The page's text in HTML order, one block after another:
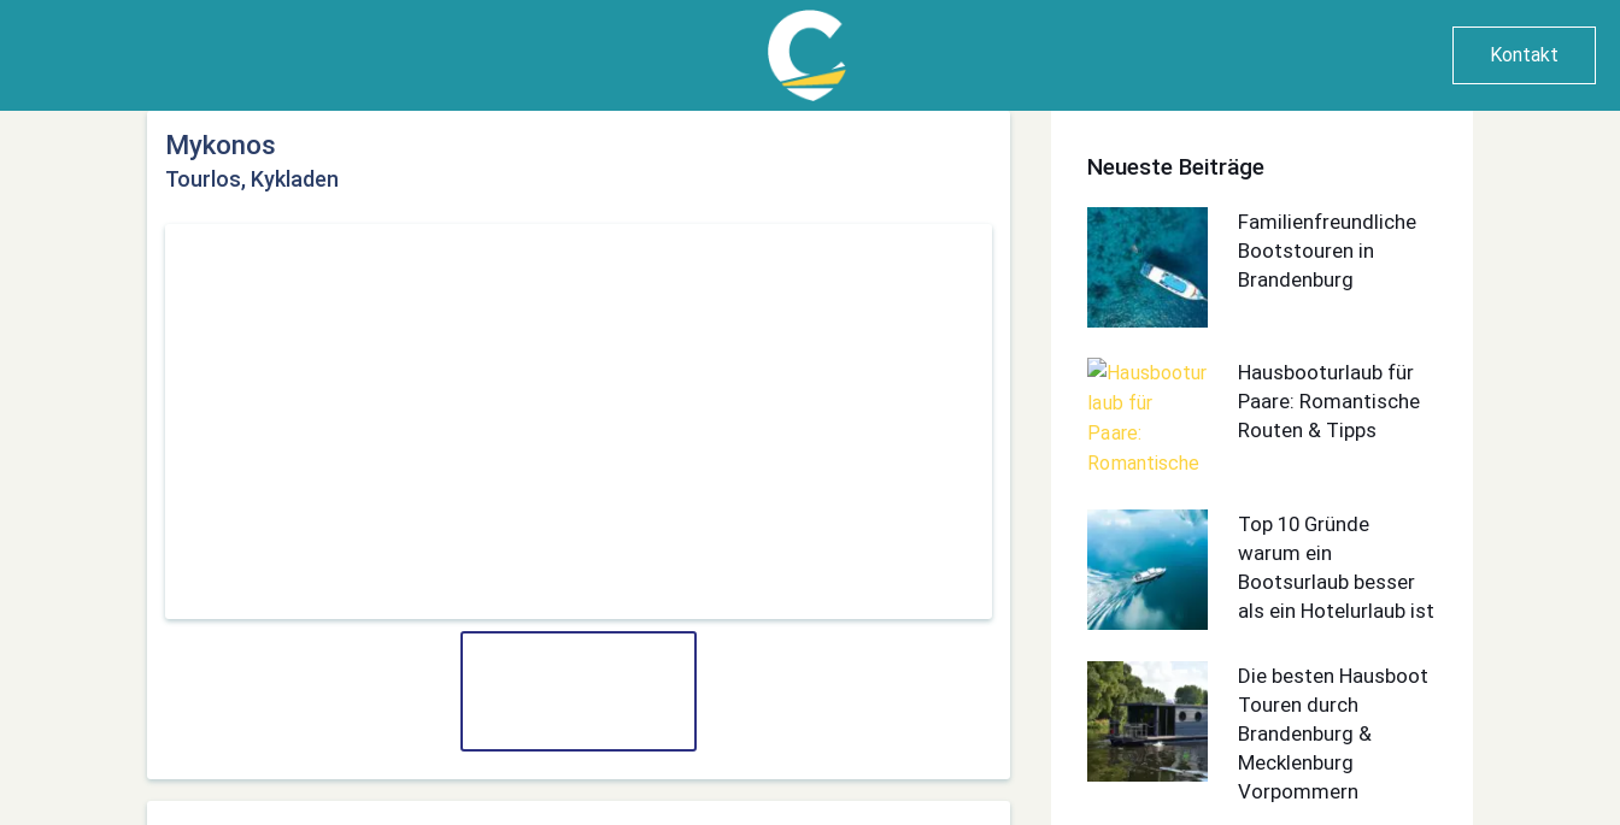
Kontakt
Mykonos
Tourlos, Kykladen Neueste Beiträge
Familienfreundliche
Bootstouren in
Brandenburg
Hausbooturlaub für
Paare: Romantische
Routen & Tipps
Top 10 Gründe
warum ein
Bootsurlaub besser
als ein Hotelurlaub ist
Die besten Hausboot
Touren durch
Brandenburg &
Mecklenburg
Vorpommern